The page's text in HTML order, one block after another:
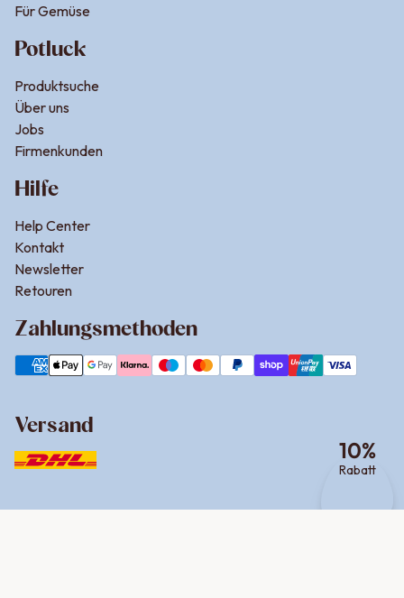
10%
Rabatt
Für Gemüse
Potluck
Produktsuche
Über uns
Jobs
Firmenkunden
Hilfe
Help Center
Kontakt
Newsletter
Retouren
Zahlungsmethoden
Versand
Social Media